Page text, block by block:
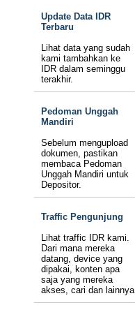
Update Data IDR
Terbaru
Lihat data yang sudah
kami tambahkan ke
IDR dalam seminggu
terakhir.
Pedoman Unggah
Mandiri
Sebelum mengupload
dokumen, pastikan
membaca Pedoman
Unggah Mandiri untuk
Depositor.
Traffic Pengunjung
Lihat traffic IDR kami.
Dari mana mereka
datang, device yang
dipakai, konten apa
saja yang mereka
akses, cari dan lainnya